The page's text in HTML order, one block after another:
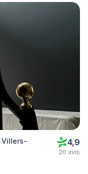
Villers-
4,9
20 avis